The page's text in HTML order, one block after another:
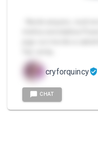
cryforquincy
CHAT